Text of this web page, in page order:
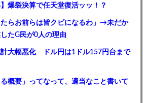
爆裂決算で任天堂復活ッッ！？
らお前らは皆クビになるわ」→未だか
たG民が0人の理由
計大幅悪化 ドル円は1ドル157円台まで
概要」ってなって、適当なこと書いて